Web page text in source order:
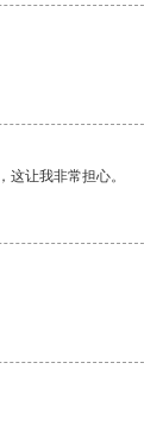
让我非常担心。